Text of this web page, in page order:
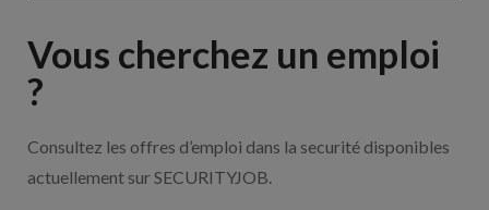
Vous cherchez un emploi
?
Consultez les offres d’emploi dans la securité disponibles
actuellement sur SECURITYJOB.